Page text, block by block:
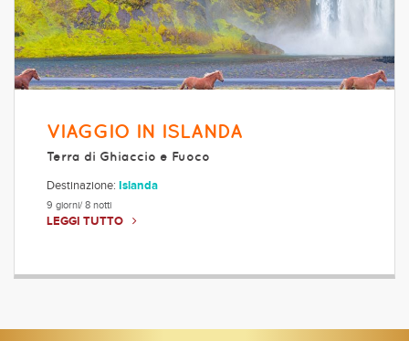
VIAGGIO IN ISLANDA
Terra di Ghiaccio e Fuoco
Destinazione: Islanda
9 giorni/ 8 notti
LEGGI TUTTO